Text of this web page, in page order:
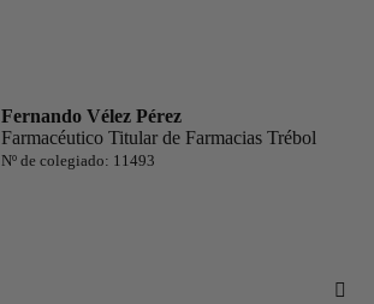
Fernando Vélez Pérez
Farmacéutico Titular de Farmacias Trébol
Nº de colegiado: 11493